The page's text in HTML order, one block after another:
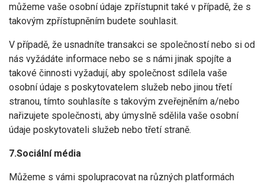
můžeme vaše osobní údaje zpřístupnit také v případě, že s
takovým zpřístupněním budete souhlasit.
V případě, že usnadníte transakci se společností nebo si od
nás vyžádáte informace nebo se s námi jinak spojíte a
takové činnosti vyžadují, aby společnost sdílela vaše
osobní údaje s poskytovatelem služeb nebo jinou třetí
stranou, tímto souhlasíte s takovým zveřejněním a/nebo
nařizujete společnosti, aby úmyslně sdělila vaše osobní
údaje poskytovateli služeb nebo třetí straně.
7.Sociální média
Můžeme s vámi spolupracovat na různých platformách